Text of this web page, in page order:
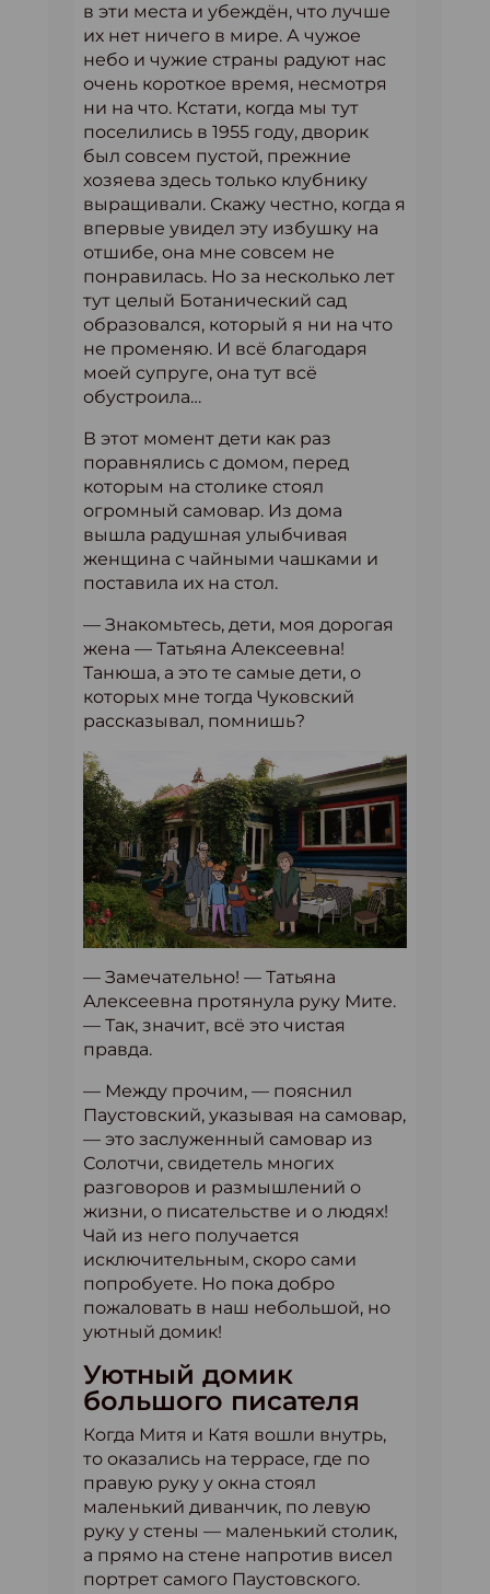
в эти места и убеждён, что лучше
их нет ничего в мире. А чужое
небо и чужие страны радуют нас
очень короткое время, несмотря
ни на что. Кстати, когда мы тут
поселились в 1955 году, дворик
был совсем пустой, прежние
хозяева здесь только клубнику
выращивали. Скажу честно, когда я
впервые увидел эту избушку на
отшибе, она мне совсем не
понравилась. Но за несколько лет
тут целый Ботанический сад
образовался, который я ни на что
не променяю. И всё благодаря
моей супруге, она тут всё
обустроила…
В этот момент дети как раз
поравнялись с домом, перед
которым на столике стоял
огромный самовар. Из дома
вышла радушная улыбчивая
женщина с чайными чашками и
поставила их на стол.
— Знакомьтесь, дети, моя дорогая
жена — Татьяна Алексеевна!
Танюша, а это те самые дети, о
которых мне тогда Чуковский
рассказывал, помнишь?
— Замечательно! — Татьяна
Алексеевна протянула руку Мите.
— Так, значит, всё это чистая
правда.
— Между прочим, — пояснил
Паустовский, указывая на самовар,
— это заслуженный самовар из
Солотчи, свидетель многих
разговоров и размышлений о
жизни, о писательстве и о людях!
Чай из него получается
исключительным, скоро сами
попробуете. Но пока добро
пожаловать в наш небольшой, но
уютный домик!
Уютный домик
большого писателя
Когда Митя и Катя вошли внутрь,
то оказались на террасе, где по
правую руку у окна стоял
маленький диванчик, по левую
руку у стены — маленький столик,
а прямо на стене напротив висел
портрет самого Паустовского.